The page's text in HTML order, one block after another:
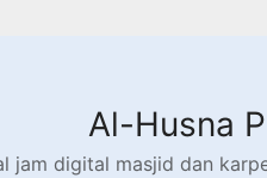
Al-Husna
jam digital masjid dan